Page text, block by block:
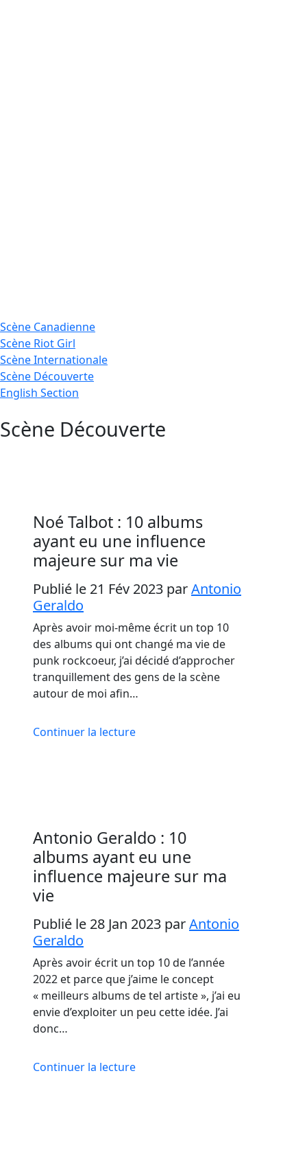
Scène Canadienne
Scène Riot Girl
ScèneInternationale
Scène Découverte
English Section
Scène Découverte
Noé Talbot : 10 albums
ayant eu une influence
majeure sur ma vie
Publié le 21 Fév 2023 parAntonio
Geraldo
Après avoir moi-même écrit un top 10
des albums qui ont changé ma vie de
punk rockcoeur, j’ai décidé d’approcher
tranquillement des gens de la scène
autour de moi afin…
Continuer la lecture
Antonio Geraldo : 10
albums ayant eu une
influence majeure sur ma
vie
Publié le 28 Jan 2023 parAntonio
Geraldo
Après avoir écrit un top 10 de l’année
2022 et parce que j’aime le concept
« meilleurs albums de tel artiste », j’ai eu
envie d’exploiter un peu cette idée. J’ai
donc…
Continuer la lecture